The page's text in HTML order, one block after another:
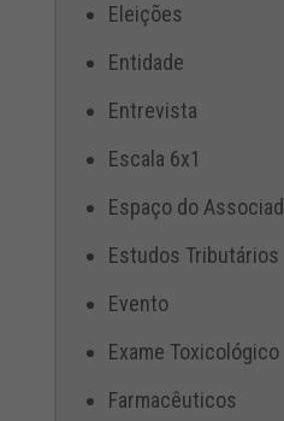
Eleições
Entidade
Entrevista
Escala 6x1
Espaço do
Estudos Tributários
Evento
Exame Toxicológico
Farmacêuticos